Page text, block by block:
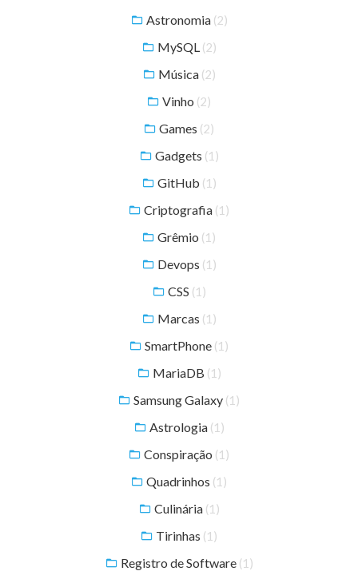
Astronomia (2)
MySQL (2)
Música (2)
Vinho (2)
Games (2)
Gadgets (1)
GitHub (1)
Criptografia (1)
Grêmio (1)
Devops (1)
CSS (1)
Marcas (1)
SmartPhone (1)
MariaDB (1)
Samsung Galaxy (1)
Astrologia (1)
Conspiração (1)
Quadrinhos (1)
Culinária (1)
Tirinhas (1)
Registro de Software (1)